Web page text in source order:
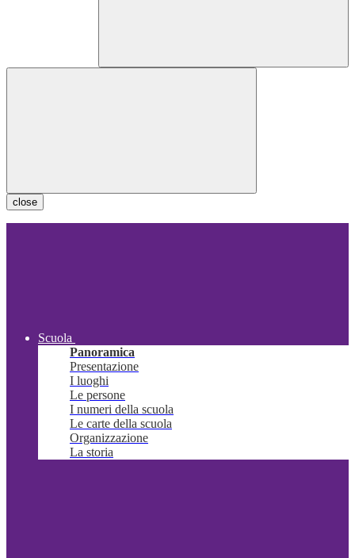
close
Scuola
Panoramica
Presentazione
I luoghi
Le persone
I numeri della scuola
Le carte della scuola
Organizzazione
La storia